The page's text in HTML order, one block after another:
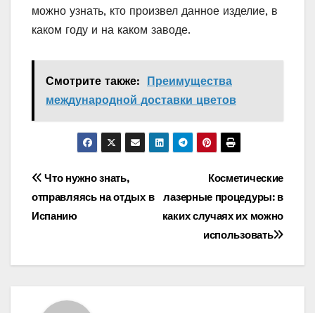
можно узнать, кто произвел данное изделие, в
каком году и на каком заводе.
Смотрите также:
Преимущества
международной доставки цветов
Навигация
по
Косметические
лазерные процедуры: в
каких случаях их можно
использовать
Что нужно знать,
отправляясь на отдых в
Испанию